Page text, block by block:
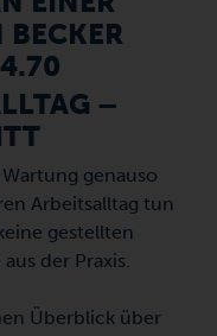
–
genauso
Arbeitsalltag tun
gestellten
der Praxis.
Überblick über